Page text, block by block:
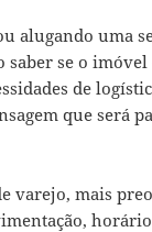
alugando uma
saber se o
de
que será
varejo, mais